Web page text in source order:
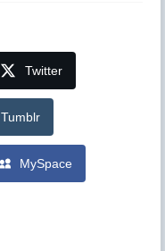
Twitter
Tumblr
MySpace